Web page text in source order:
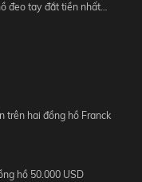
đeo tay đắt tiền nhất…
trên hai đồng hồ Franck
hồ 50.000 USD